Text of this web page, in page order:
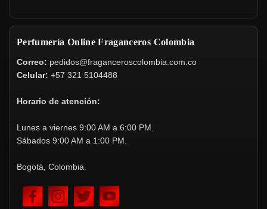
Perfumería Online Fraganceros Colombia
Correo: pedidos@fraganceroscolombia.com.co
Celular: +57 321 5104488
Horario de atención:
Lunes a viernes 9:00 AM a 6:00 PM.
Sábados 9:00 AM a 1:00 PM.
Bogotá, Colombia.